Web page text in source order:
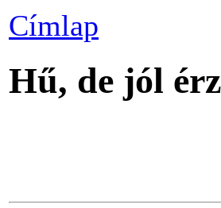
Címlap
Hű, de jól